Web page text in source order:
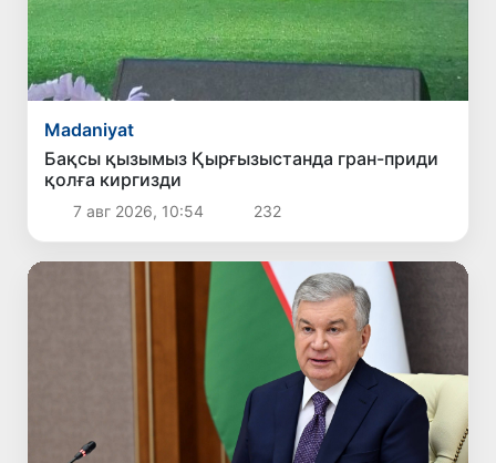
Madaniyat
Бақсы қызымыз Қырғызыстанда гран-приди
қолға киргизди
7 авг 2026, 10:54 232